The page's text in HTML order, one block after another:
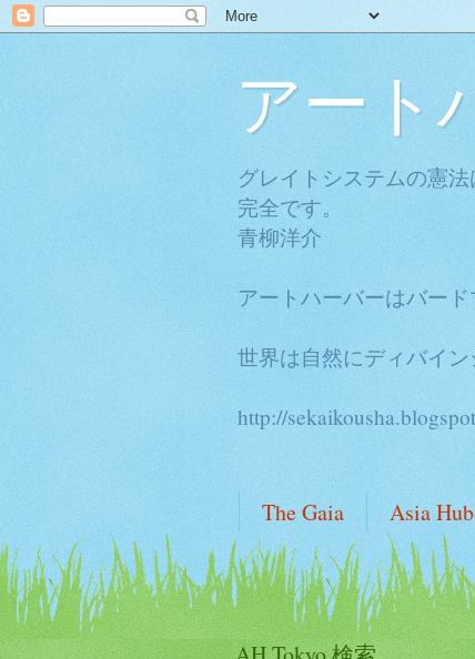
アート
グレイトシステムの憲
完全です。
青柳洋介
アートハーバーはバー
世界は自然にディバイ
http://
The Gaia Asia Hub